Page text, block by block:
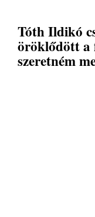
Tóth Ildikó
öröklődött a
szeretném